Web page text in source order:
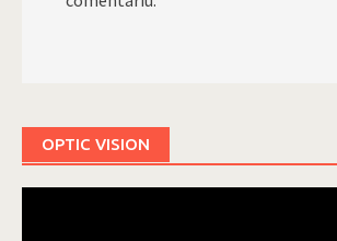
OPTIC VISION